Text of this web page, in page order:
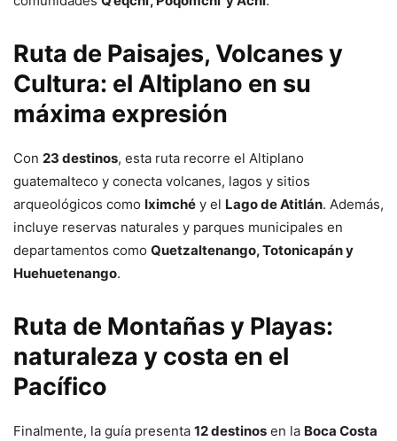
Ruta de Paisajes, Volcanes y
Cultura: el Altiplano en su
máxima expresión
Con 23 destinos, esta ruta recorre el Altiplano
guatemalteco y conecta volcanes, lagos y sitios
arqueológicos como Iximché y el Lago de Atitlán. Además,
incluye reservas naturales y parques municipales en
departamentos como Quetzaltenango, Totonicapán y
Huehuetenango.
Ruta de Montañas y Playas:
naturaleza y costa en el
Pacífico
Finalmente, la guía presenta 12 destinos en la Boca Costa